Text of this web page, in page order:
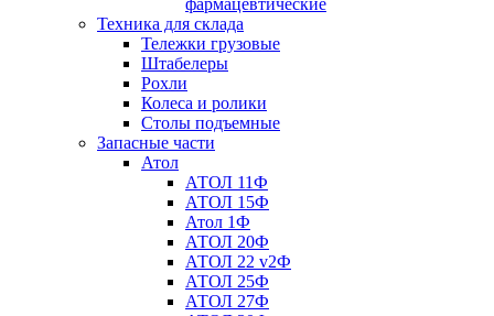
фармацевтические
Техника для склада
Тележки грузовые
Штабелеры
Рохли
Колеса и ролики
Столы подъемные
Запасные части
Атол
АТОЛ 11Ф
АТОЛ 15Ф
Атол 1Ф
АТОЛ 20Ф
АТОЛ 22 v2Ф
АТОЛ 25Ф
АТОЛ 27Ф